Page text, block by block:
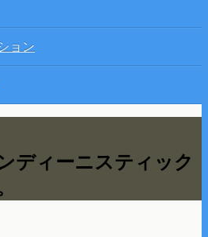
ョン
ディーニスティック